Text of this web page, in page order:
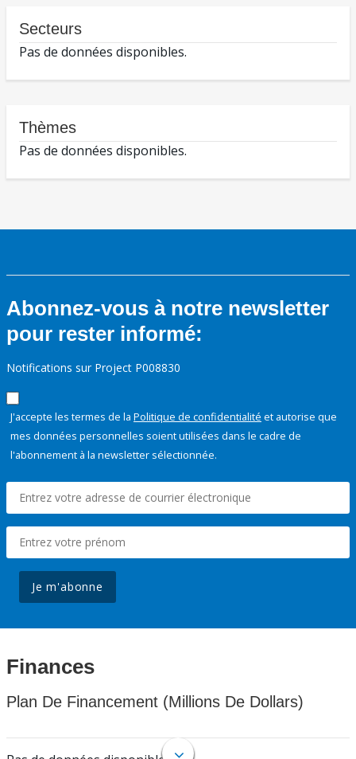
Secteurs
Pas de données disponibles.
Thèmes
Pas de données disponibles.
Abonnez-vous à notre newsletter
pour rester informé:
Notifications sur Project P008830
J'accepte les termes de la Politique de confidentialité et autorise que
mes données personnelles soient utilisées dans le cadre de
l'abonnement à la newsletter sélectionnée.
Je m'abonne
Finances
Plan De Financement (Millions De Dollars)